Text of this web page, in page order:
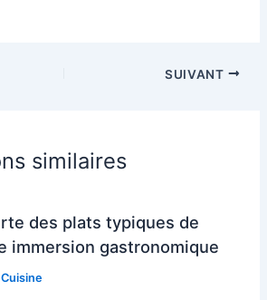
SUIVANT
similaires
des plats typiques de
immersion gastronomique
Cuisine